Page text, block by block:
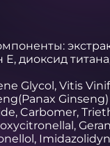
диоксид
Glycol, Vitis
Carbomer,